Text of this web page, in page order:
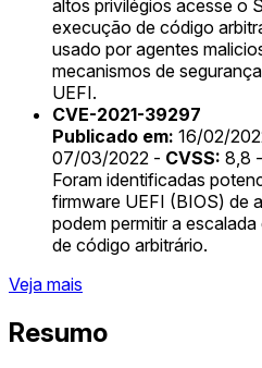
altos privilégios acesse o
execução de código
usado por agentes
mecanismos de
UEFI.
CVE-2021-39297
Publicado em: 16/02/
07/03/2022 - CVSS: 8,8 -
Foram identificadas
firmware UEFI (BIOS) de
podem permitir a
de código arbitrário.
Veja mais
Resumo